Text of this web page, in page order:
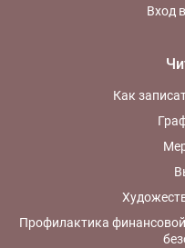
Вход
Как
Профилактика